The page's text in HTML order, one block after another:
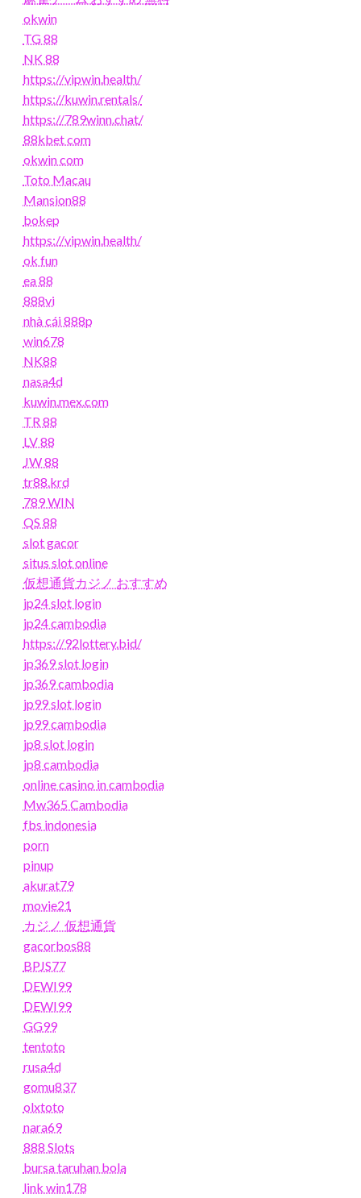
okwin
TG 88
NK 88
https://vipwin.health/
https://kuwin.rentals/
https://789winn.chat/
88kbet com
okwin com
Toto Macau
Mansion88
bokep
https://vipwin.health/
ok fun
ea 88
888vi
nhà cái 888p
win678
NK88
nasa4d
kuwin.mex.com
TR 88
LV 88
JW 88
tr88.krd
789 WIN
QS 88
slot gacor
situs slot online
仮想通貨カジノ おすすめ
jp24 slot login
jp24 cambodia
https://92lottery.bid/
jp369 slot login
jp369 cambodia
jp99 slot login
jp99 cambodia
jp8 slot login
jp8 cambodia
online casino in cambodia
Mw365 Cambodia
fbs indonesia
porn
pinup
akurat79
movie21
カジノ 仮想通貨
gacorbos88
BPJS77
DEWI99
DEWI99
GG99
tentoto
rusa4d
gomu837
olxtoto
nara69
888 Slots
bursa taruhan bola
link win178